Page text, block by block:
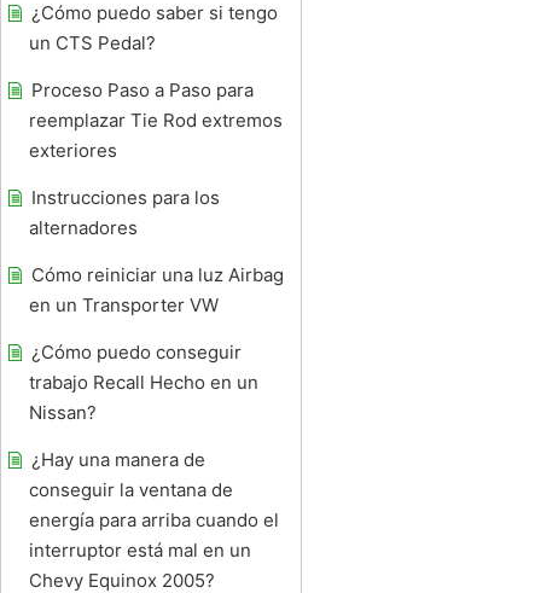
¿Cómo puedo saber si tengo
un CTS Pedal?
Proceso Paso a Paso para
reemplazar Tie Rod extremos
exteriores
Instrucciones para los
alternadores
Cómo reiniciar una luz Airbag
en un Transporter VW
¿Cómo puedo conseguir
trabajo Recall Hecho en un
Nissan?
¿Hay una manera de
conseguir la ventana de
energía para arriba cuando el
interruptor está mal en un
Chevy Equinox 2005?